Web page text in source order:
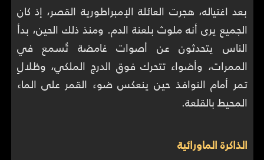
بعد اغتياله، هجرت العائلة الإمبراطورية القصر، إذ كان
الجميع يرى أنه ملوث بلعنة الدم. ومنذ ذلك الحين، بدأ
الناس يتحدثون عن أصوات غامضة تُسمع في
الممرات، وأضواء تتحرك فوق الدرج الملكي، وظلالٍ
تمر أمام النوافذ حين ينعكس ضوء القمر على الماء
المحيط بالقلعة.
الذاكرة الماورائية